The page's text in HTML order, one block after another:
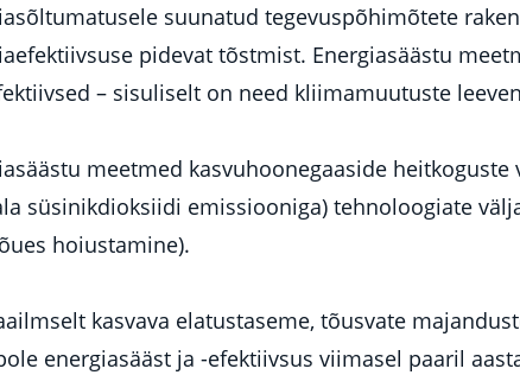
suunatud tegevuspõhimõtete
pidevat tõstmist. Energiasäästu
– sisuliselt on need kliimamuutuste
meetmed kasvuhoonegaaside
süsinikdioksiidi emissiooniga) tehnoloogiate
hoiustamine).
kasvava elatustaseme, tõusvate
energiasääst ja -efektiivsus viimasel paaril